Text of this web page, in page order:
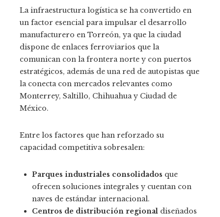
La infraestructura logística se ha convertido en
un factor esencial para impulsar el desarrollo
manufacturero en Torreón, ya que la ciudad
dispone de enlaces ferroviarios que la
comunican con la frontera norte y con puertos
estratégicos, además de una red de autopistas que
la conecta con mercados relevantes como
Monterrey, Saltillo, Chihuahua y Ciudad de
México.
Entre los factores que han reforzado su
capacidad competitiva sobresalen:
Parques industriales consolidados que
ofrecen soluciones integrales y cuentan con
naves de estándar internacional.
Centros de distribución regional diseñados